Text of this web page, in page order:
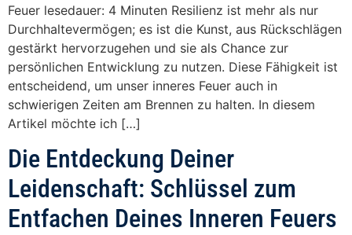
Feuer lesedauer: 4 Minuten Resilienz ist mehr als nur
Durchhaltevermögen; es ist die Kunst, aus Rückschlägen
gestärkt hervorzugehen und sie als Chance zur
persönlichen Entwicklung zu nutzen. Diese Fähigkeit ist
entscheidend, um unser inneres Feuer auch in
schwierigen Zeiten am Brennen zu halten. In diesem
Artikel möchte ich […]
Die Entdeckung Deiner
Leidenschaft: Schlüssel zum
Entfachen Deines Inneren Feuers